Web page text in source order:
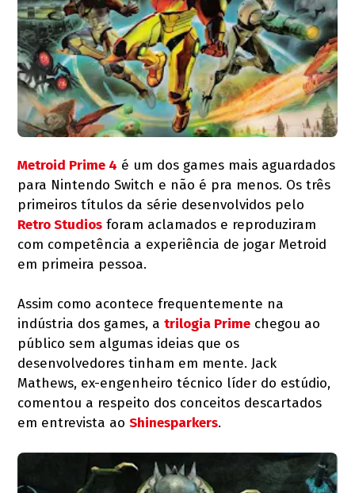
Metroid Prime 4 é um dos games mais aguardados
para Nintendo Switch e não é pra menos. Os três
primeiros títulos da série desenvolvidos pelo
Retro Studios foram aclamados e reproduziram
com competência a experiência de jogar Metroid
em primeira pessoa.
Assim como acontece frequentemente na
indústria dos games, atrilogia Prime chegou ao
público sem algumas ideias que os
desenvolvedores tinham em mente. Jack
Mathews, ex-engenheiro técnico líder do estúdio,
comentou a respeito dos conceitos descartados
em entrevista aoShinesparkers.